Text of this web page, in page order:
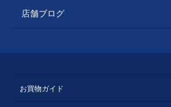
店舗ブログ
お買物ガイド